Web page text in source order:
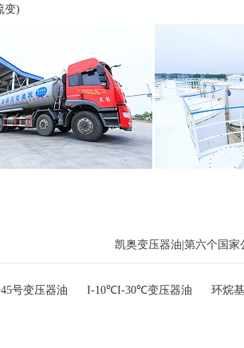
)
凯奥变压器油|第六个国
号变压器油 I-10℃I-30℃变压器油 环烷